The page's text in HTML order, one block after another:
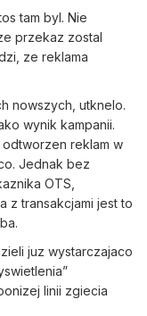
tam byl. Nie
przekaz zostal
ze reklama
nowszych, utknelo.
wynik kampanii.
odtworzen reklam w
Jednak bez
OTS,
z transakcjami jest to
juz wystarczajaco
linii zgiecia